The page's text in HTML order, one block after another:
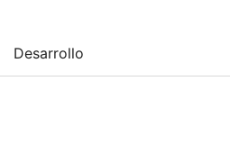
Desarrollo